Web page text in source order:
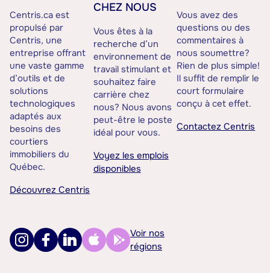
Centris.ca est
propulsé par
Centris, une
entreprise offrant
une vaste gamme
d’outils et de
solutions
technologiques
adaptés aux
besoins des
courtiers
immobiliers du
Québec.
Découvrez Centris
CHEZ NOUS
Vous êtes à la
recherche d’un
environnement de
travail stimulant et
souhaitez faire
carrière chez
nous? Nous avons
peut-être le poste
idéal pour vous.
Voyez les emplois
disponibles
Vous avez des
questions ou des
commentaires à
nous soumettre?
Rien de plus simple!
Il suffit de remplir le
court formulaire
conçu à cet effet.
Contactez Centris
Voir nos
régions